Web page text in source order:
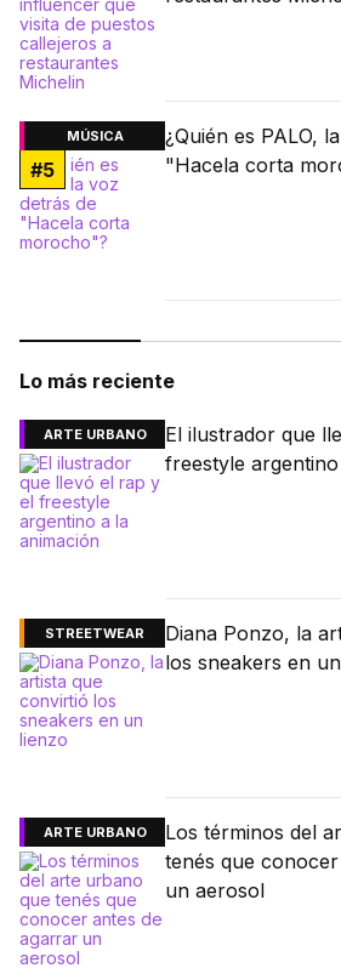
MÚSICA
#5
¿Quién es PALO,
"Hacela corta
Lo más reciente
ARTE URBANO
El ilustrador que
freestyle
STREETWEAR
Diana Ponzo, la
los sneakers en
ARTE URBANO
Los términos del
tenés que
un aerosol